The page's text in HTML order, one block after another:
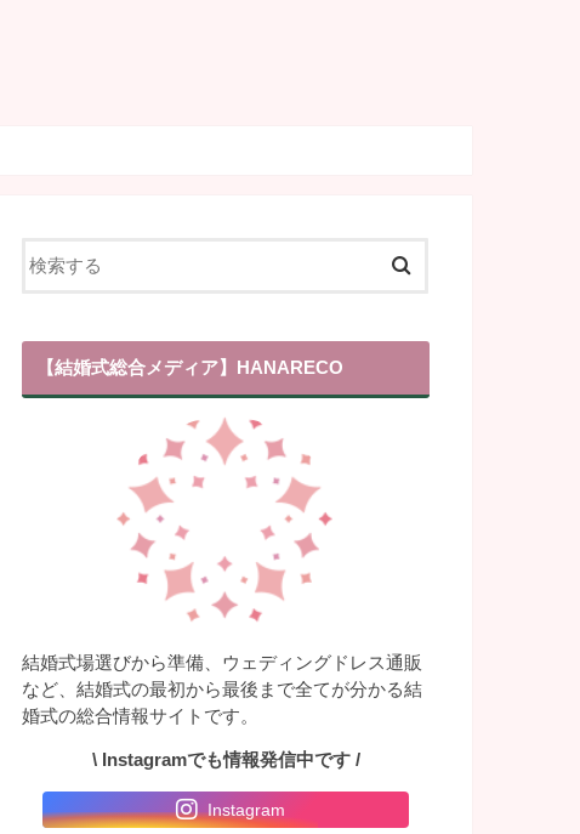
【結婚式総合メディア】HANARECO
結婚式場選びから準備、ウェディングドレス通販
など、結婚式の最初から最後まで全てが分かる結
婚式の総合情報サイトです。
\ Instagramでも情報発信中です /
Instagram